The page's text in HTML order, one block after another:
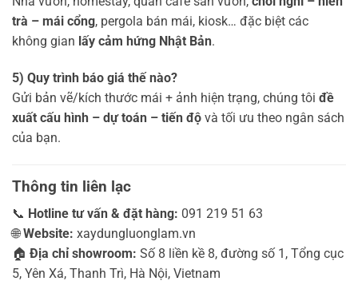
trà – mái cổng, pergola bán mái, kiosk… đặc biệt các
không gian lấy cảm hứng Nhật Bản.
5) Quy trình báo giá thế nào?
Gửi bản vẽ/kích thước mái + ảnh hiện trạng, chúng tôi đề
xuất cấu hình – dự toán – tiến độ và tối ưu theo ngân sách
của bạn.
Thông tin liên lạc
📞 Hotline tư vấn & đặt hàng: 091 219 51 63
🌐Website: xaydungluonglam.vn
🏠 Địa chỉ showroom: Số 8 liền kề 8, đường số 1, Tổng cục
5, Yên Xá, Thanh Trì, Hà Nội, Vietnam